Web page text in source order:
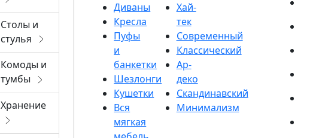
Столы и
стулья
Комоды и
тумбы
Хранение
Диваны
Кресла
Пуфы
и
банкетки
Шезлонги
Кушетки